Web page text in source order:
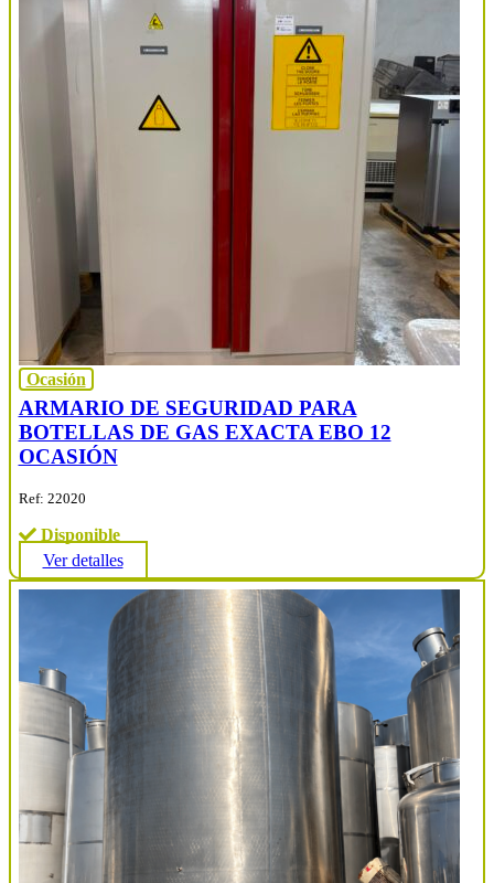
Ocasión
ARMARIO DE SEGURIDAD PARA
BOTELLAS DE GAS EXACTA EBO 12
OCASIÓN
Ref: 22020
Disponible
Ver detalles